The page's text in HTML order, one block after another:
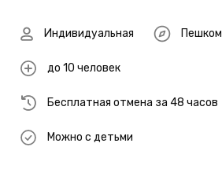
Индивидуальная Пешком
до 10 человек
Бесплатная отмена за 48 часов
Можно с детьми